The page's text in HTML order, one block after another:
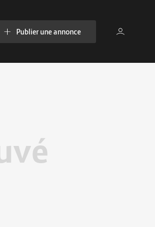
Publier une annonce